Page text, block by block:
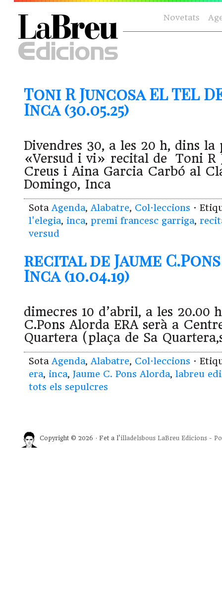
Novetats
Toni R Juncosa EL TEL
Inca (30.05.25)
Divendres 30, a les 20 h, dins
«Versud i vi» recital de Toni R
Creus i Aina Garcia Carbó al
Domingo, Inca
Sota Agenda, Alabatre, Col·leccions ·
l'elegia, inca, premi francesc garriga,
versud
recital de Jaume
Inca (10.04.19)
dimecres 10 d’abril, a les 20.00
C.Pons Alorda ERA serà a
Quartera (plaça de Sa
Sota Agenda, Alabatre, Col·leccions ·
era, inca, Jaume C. Pons Alorda, labreu
tots els sepulcres
Copyright © 2026 · Fet a l'illadelsbous LaBreu Edicions -